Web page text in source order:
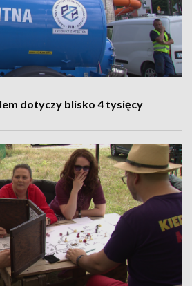
dotyczy blisko 4 tysięcy